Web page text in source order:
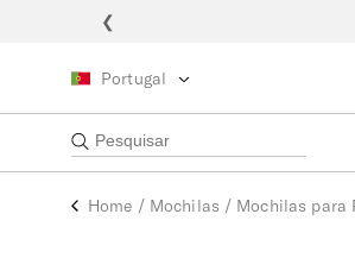
❮
Portugal
Home / Mochilas / Mochilas para